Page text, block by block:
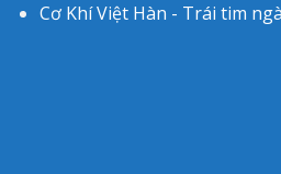
Cơ Khí Việt Hàn - Trái tim